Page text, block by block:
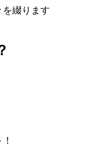
綴ります